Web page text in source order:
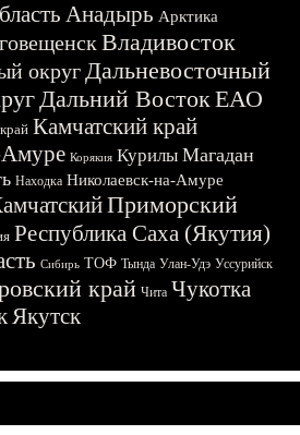
Анадырь Арктика
Владивосток
округДальневосточный
Дальний ВостокЕАО
Камчатский край
Корякия Курилы Магадан
Находка Николаевск-на-Амуре
Приморский
Республика Саха (Якутия)
Сибирь ТОФ Тында Улан-Удэ Уссурийск
край Чита Чукотка
Якутск